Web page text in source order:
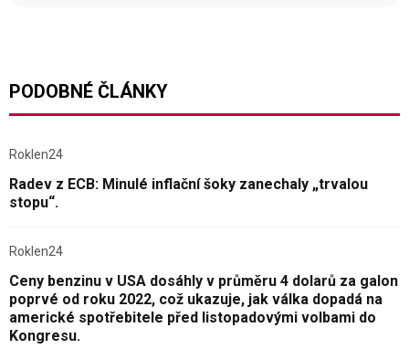
PODOBNÉ ČLÁNKY
Roklen24
Radev z ECB: Minulé inflační šoky zanechaly „trvalou
stopu“.
Roklen24
Ceny benzinu v USA dosáhly v průměru 4 dolarů za galon
poprvé od roku 2022, což ukazuje, jak válka dopadá na
americké spotřebitele před listopadovými volbami do
Kongresu.